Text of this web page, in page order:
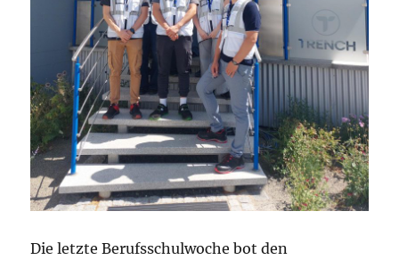
Die letzte Berufsschulwoche bot den